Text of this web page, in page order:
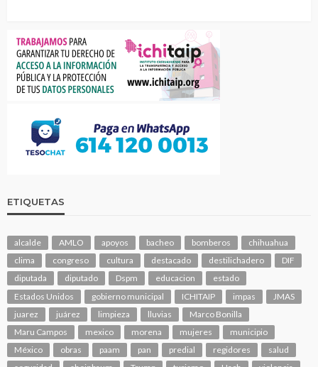
ETIQUETAS
alcalde AMLO apoyos bacheo bomberos
chihuahua
clima
congreso cultura destacado destilichadero
DIF
diputada
diputado Dspm educacion
estado
Estados Unidos
gobierno municipal ICHITAIP impas
JMAS
juarez
juárez limpieza lluvias
Marco Bonilla
Maru Campos
mexico morena mujeres
municipio
México
obras paam pan predial regidores
salud